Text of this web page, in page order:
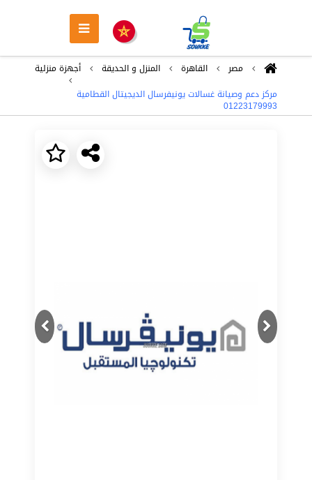
مصر القاهرة المنزل و الحديقة
أجهزة منزلية
مركز دعم وصيانة غسالات يونيفرسال الديجيتال القطامية
01223179993
Previous
Next